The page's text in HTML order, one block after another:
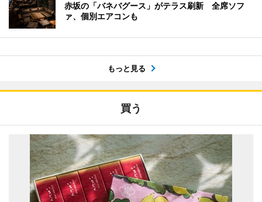
赤坂の「バネバグース」がテラス刷新 全席ソフ
ァ、個別エアコンも
もっと見る
買う